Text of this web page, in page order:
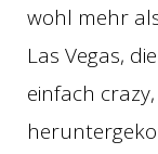
wohl mehr
Las Vegas,
einfach